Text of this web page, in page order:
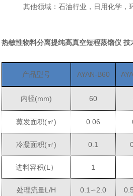
其他领域：石油行业，日用化学，
热敏性物料分离提纯高真空短程蒸馏仪 技
产品型号 AYAN-B60
内径(mm) 60
蒸发面积(㎡) 0. 06
冷凝面积(㎡) 0.1
进料容积(L ） 1
处理流量L/H 0. 1 ∽2 .0